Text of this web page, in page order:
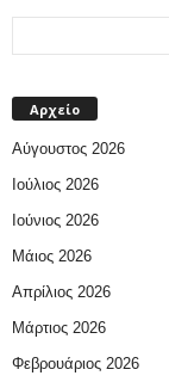
Αρχείο
Αύγουστος 2026
Ιούλιος 2026
Ιούνιος 2026
Μάιος 2026
Απρίλιος 2026
Μάρτιος 2026
Φεβρουάριος 2026